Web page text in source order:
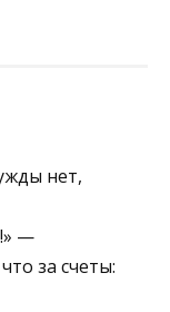
нет,
—
за счеты: